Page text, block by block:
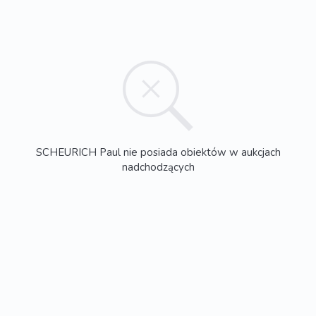
SCHEURICH Paul nie posiada obiektów w aukcjach
nadchodzących